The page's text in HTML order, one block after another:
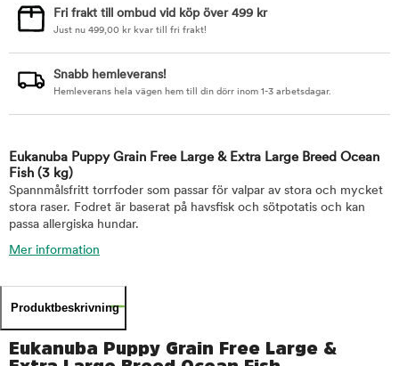
Fri frakt till ombud vid köp över 499 kr
Just nu 499,00 kr kvar till fri frakt!
Snabb hemleverans!
Hemleverans hela vägen hem till din dörr inom 1-3 arbetsdagar.
Eukanuba Puppy Grain Free Large & Extra Large Breed Ocean
Fish (3 kg)
Spannmålsfritt torrfoder som passar för valpar av stora och mycket
stora raser. Fodret är baserat på havsfisk och sötpotatis och kan
passa allergiska hundar.
Mer information
Produktbeskrivning
Eukanuba Puppy Grain Free Large &